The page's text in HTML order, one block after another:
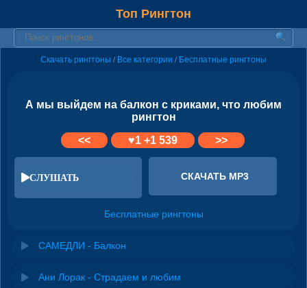
Топ Рингтон
Скачать рингтоны / Все категории / Бесплатные рингтоны
А мы выйдем на балкон с криками, что любим
рингтон
<<
♥1 +1 539 >>
СЛУШАТЬ СКАЧАТЬ MP3
Бесплатные рингтоны
САМЕДЛИ - Балкон
Ани Лорак - Страдаем и любим